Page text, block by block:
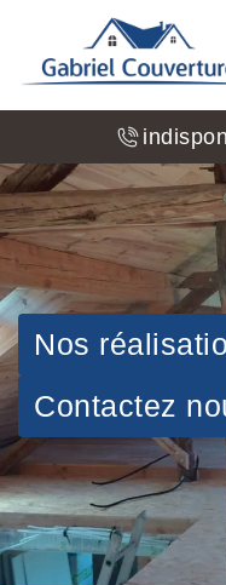
Nos
Contactez